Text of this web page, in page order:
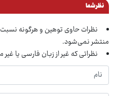
نظر شما
نظرات حاوی توهین و هرگونه
منتشر نمی‌شود.
نظراتی که غیر از زبان فارسی یا